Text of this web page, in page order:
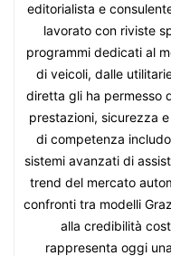
editorialista e
lavorato con riviste
programmi dedicati al
di veicoli, dalle
diretta gli ha permesso
prestazioni, sicurezza
di competenza
sistemi avanzati di
trend del mercato
confronti tra modelli
alla credibilità
rappresenta oggi